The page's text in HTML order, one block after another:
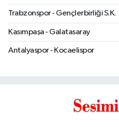
Trabzonspor - Gençlerbirliği S.K.
Kasımpaşa - Galatasaray
Antalyaspor - Kocaelispor